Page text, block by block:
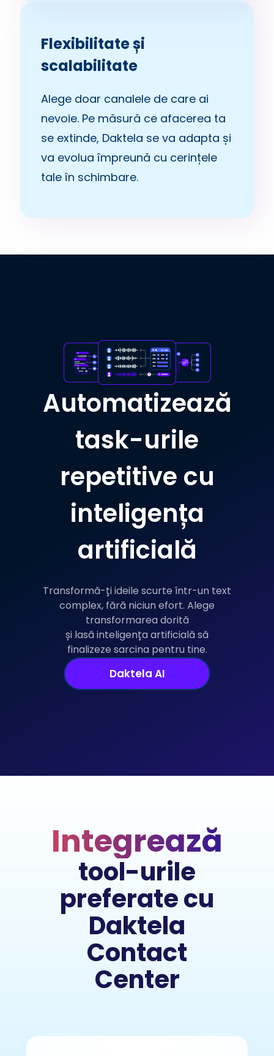
Flexibilitate și
scalabilitate
Alege doar canalele de care ai
nevoie. Pe măsură ce afacerea ta
se extinde, Daktela se va adapta și
va evolua împreună cu cerințele
tale în schimbare.
Automatizează
task-urile
repetitive cu
inteligența
artificială
Transformă-ți ideile scurte într-un text
complex, fără niciun efort. Alege
transformarea dorită
și lasă inteligența artificială să
finalizeze sarcina pentru tine.
Daktela AI
Integrează
tool-urile
preferate cu
Daktela
Contact
Center